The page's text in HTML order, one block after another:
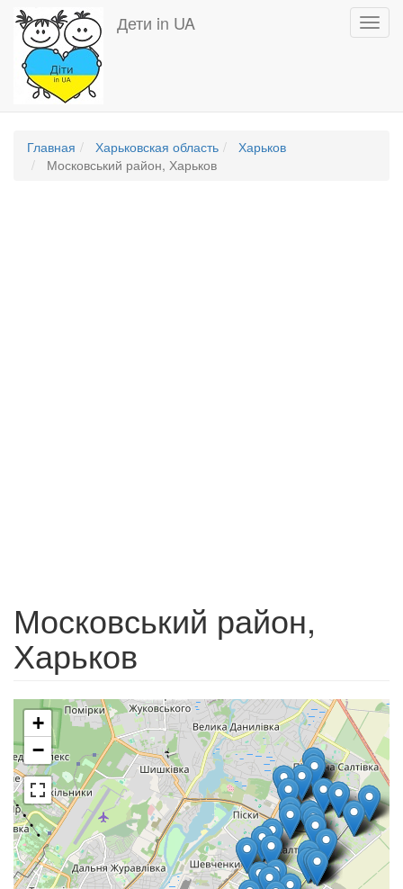
Перейти
основному
содержанию
Дети in UA
Главная Харьковская область
Харьков
Московський район, Харьков
Московський район,
Харьков
+
−